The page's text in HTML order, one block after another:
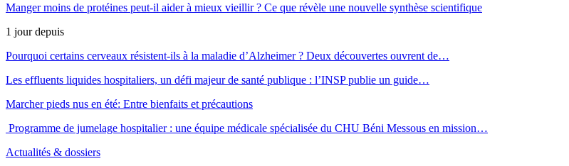
Manger moins de protéines peut-il aider à mieux vieillir ? Ce que révèle une nouvelle synthèse scientifique
1 jour depuis
Pourquoi certains cerveaux résistent-ils à la maladie d’Alzheimer ? Deux découvertes ouvrent de…
Les effluents liquides hospitaliers, un défi majeur de santé publique : l’INSP publie un guide…
Marcher pieds nus en été: Entre bienfaits et précautions
Programme de jumelage hospitalier : une équipe médicale spécialisée du CHU Béni Messous en mission…
Actualités & dossiers